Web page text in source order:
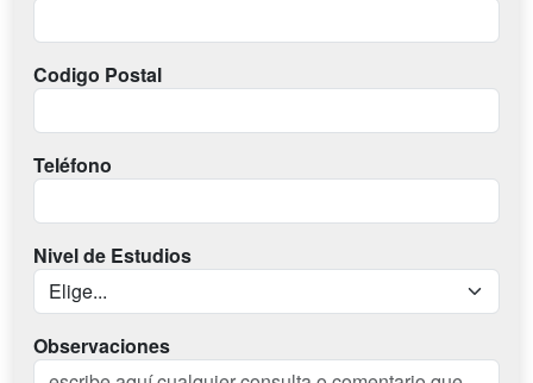
Codigo Postal
Teléfono
Nivel de Estudios
Observaciones